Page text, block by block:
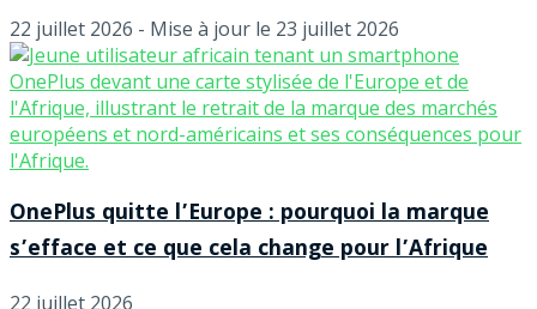
22 juillet 2026 - Mise à jour le 23 juillet 2026
OnePlus quitte l’Europe : pourquoi la marque
s’efface et ce que cela change pour l’Afrique
22 juillet 2026